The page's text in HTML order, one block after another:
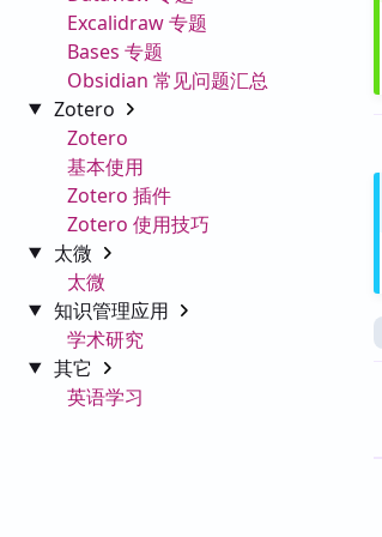
Excalidraw 专题
Bases 专题
Obsidian 常见问题汇总
Zotero
Zotero
基本使用
Zotero 插件
Zotero 使用技巧
太微
太微
知识管理应用
学术研究
其它
英语学习